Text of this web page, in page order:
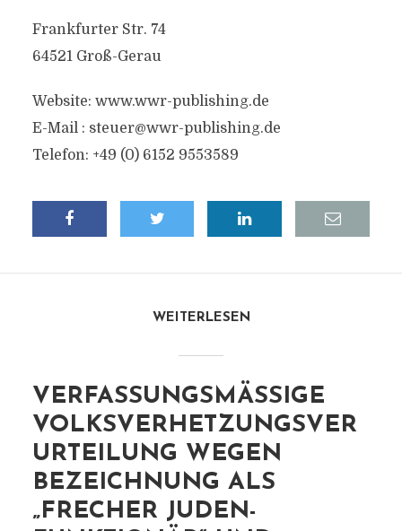
Frankfurter Str. 74
64521 Groß-Gerau
Website: www.wwr-publishing.de
E-Mail : steuer@wwr-publishing.de
Telefon: +49 (0) 6152 9553589
WEITERLESEN
VERFASSUNGSMÄSSIGE V
OLKSVERHETZUNGSVERU
RTEILUNG WEGEN B
EZEICHNUNG ALS „
FRECHER JUDEN-F